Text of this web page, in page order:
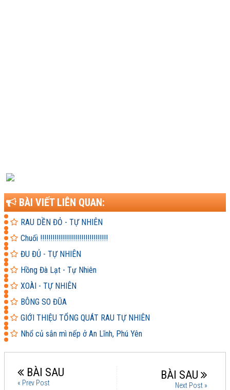
BÀI VIẾT LIÊN QUAN:
RAU DỀN ĐỎ - TỰ NHIÊN
Chuối !!!!!!!!!!!!!!!!!!!!!!!!!!!!!!!!!
ĐU ĐỦ - TỰ NHIÊN
Hồng Đà Lạt - Tự Nhiên
XOÀI - TỰ NHIÊN
BÔNG SO ĐŨA
GIỚI THIỆU TỔNG QUÁT RAU TỰ NHIÊN
Nhổ củ sắn mì nếp ở An Lĩnh, Phú Yên
BÀI SAU
« Prev Post
BÀI SAU
Next Post »